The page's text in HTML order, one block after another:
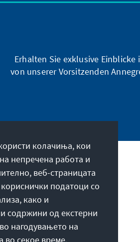
Erhalten Sie exklusive
von unserer Vorsitzenden
Stiftung setzt sich
durch politische
Freiheit und
Wir fördern und bewahren
колачиња, кои
непречена работа и
веб-страницата
податоци со
како и
содржини од екстерни
нагодувањето на
во секое време.